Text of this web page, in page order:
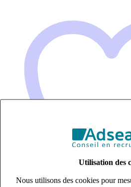
Utilisation des
Nous utilisons des cookies pour